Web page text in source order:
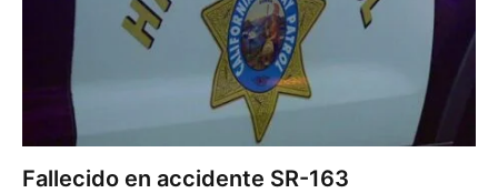
Fallecido en accidente SR-163